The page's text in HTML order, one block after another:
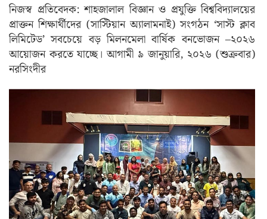
নিজস্ব প্রতিবেদক: শাহজালাল বিজ্ঞান ও প্রযুক্তি বিশ্ববিদ্যালয়ের
প্রাক্তন শিক্ষার্থীদের (সাস্টিয়ান অ্যালামনাই) সংগঠন ‘সাস্ট ক্লাব
লিমিটেড’ সবচেয়ে বড় মিলনমেলা বার্ষিক বনভোজন –২০২৬
আয়োজন করতে যাচ্ছে। আগামী ৯ জানুয়ারি, ২০২৬ (শুক্রবার)
নরসিংদীর